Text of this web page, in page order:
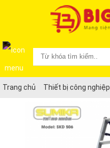
Trang chủ Thiết bị công nghiệp